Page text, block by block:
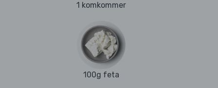
1 komkommer
100g feta